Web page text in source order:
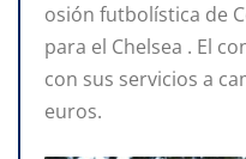
osión futbolística de
para el Chelsea . El
con sus servicios a
euros.